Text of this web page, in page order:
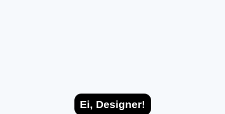
Ei, Designer!